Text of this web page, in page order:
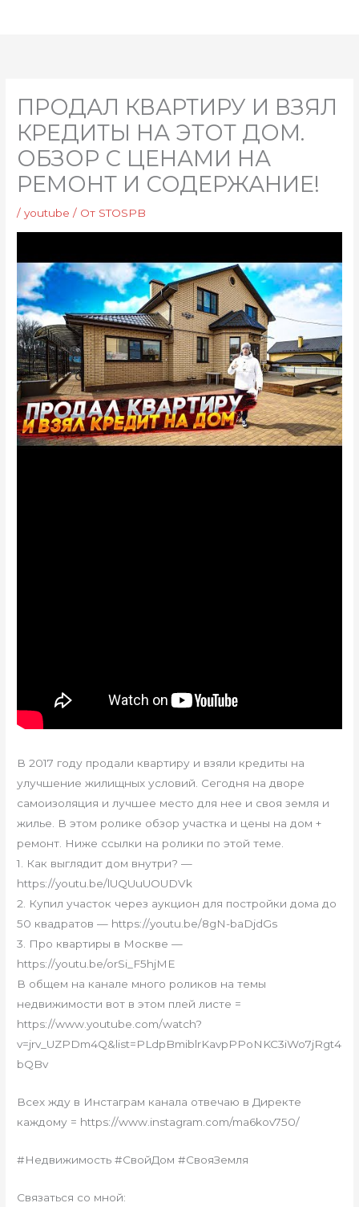
ПРОДАЛ КВАРТИРУ И ВЗЯЛ
КРЕДИТЫ НА ЭТОТ ДОМ.
ОБЗОР С ЦЕНАМИ НА
РЕМОНТ И СОДЕРЖАНИЕ!
/youtube / От STOSPB
В 2017 году продали квартиру и взяли кредиты на
улучшение жилищных условий. Сегодня на дворе
самоизоляция и лучшее место для нее и своя земля и
жилье. В этом ролике обзор участка и цены на дом +
ремонт. Ниже ссылки на ролики по этой теме.
1. Как выглядит дом внутри? —
https://youtu.be/lUQUuUOUDVk
2. Купил участок через аукцион для постройки дома до
50 квадратов — https://youtu.be/8gN-baDjdGs
3. Про квартиры в Москве —
https://youtu.be/orSi_F5hjME
В общем на канале много роликов на темы
недвижимости вот в этом плей листе =
https://www.youtube.com/watch?
v=jrv_UZPDm4Q&list=PLdpBmiblrKavpPPoNKC3iWo7jRgt4
bQBv
Всех жду в Инстаграм канала отвечаю в Директе
каждому = https://www.instagram.com/ma6kov750/
#Недвижимость #СвойДом #СвояЗемля
Связаться со мной: